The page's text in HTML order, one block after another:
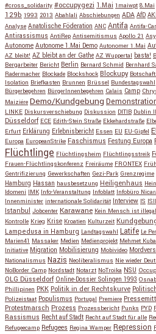
#cross_solidarity #occupygezi 1.Mai 1maiwpt 8.Mai
129b 1993 2013 Abahlali Abschiebungen ADA AfD
Analyse Anatolische Föderation ANC Antifa Antifa-
Antirassismus AntiRep Antisemitismus Apollo 21
Autonome Autonome 1.Mai Demo Autonomer 1.Mai
AZ bleibt! AZ bleibt an der Gathe AZ Wuppertal basta!
Bergarbeiter Bericht Berlin Bernard Schmid Bernhard
Radermacher Blockade Blockshock Blockupy
Isolation Briefkasten Brunnen Brüssel Bundestagswahl
Bürgerbegehren BürgerInnenbegehren Calais Camp
Maiziére Demo/Kundgebung
LINKE Diskursverschiebung Diskussion DITIB Dublin
Düsseldorf ECE Edith-Stein Straße Ekkehardstraße
Erfurt Erklärung Erlebnisbericht Essen EU EU-Gipfel
Europa EuropeanStrike Faschismus Festung Europa
Flüchtlinge Flüchtlingsheim Flüchtlingsstreik
Frauen-Flüchtlingskonferenz Freiräume FRONTEX
Gentrifizierung Gewerkschaften Gezi-Park Grenzregime
Hamburg Hassan hausbesetzung Heiligenhaus
Idomeni IMK Info-Veranstaltung Infoblatt Infobüro
Innenminister internationale Solidarität Interview IS
Istanbul Jobcenter Karawane Kein Mensch ist illegal
Kontrolle Krieg Krise Kroatien Kulturzeit
Lampedusa in Hamburg Landtagswahl Latife Le
Marien41 Massaker Medien Medienprojekt Mehmet
Initiative Migration Mobilisierung Mobivideo
Nationalismus Nazis Neoliberalismus Nie wieder
NoBorder Camp Nordstadt Notarzt NoTroika NSU
OLG Düsseldorf Online-Dossier Solingen 1993
Phillipinen PKK Politik in der Rechtskurve
Polizeistaat Populismus Portugal Premiere
Protestmarsch Prozess Prozessbericht Punks PYD
Rassismus Recht auf Stadt Recht auf Stadt für alle
Refugeecamp Refugees Regina Wamper Repression